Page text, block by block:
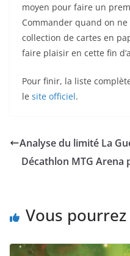
moyen pour faire un
Commander quand on
collection de cartes en
faire plaisir en cette fin
Pour finir, la liste
le site officiel.
Analyse du limité La
Décathlon MTG Arena
Vous